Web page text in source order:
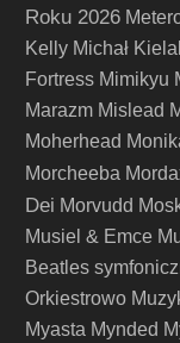
Roku 2026
Kelly Michał
Fortress Mimikyu
Marazm Mislead
Moherhead
Morcheeba
Dei Morvudd
Musiel & Emce
Beatles
Orkiestrowo
Myasta Mynded